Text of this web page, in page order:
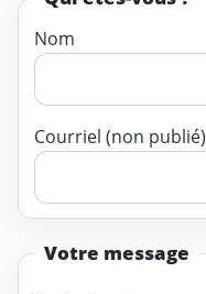
Nom
Courriel (non publié)
Votre message